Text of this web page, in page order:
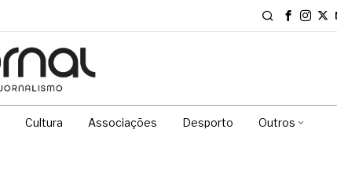
Cultura Associações Desporto Outros